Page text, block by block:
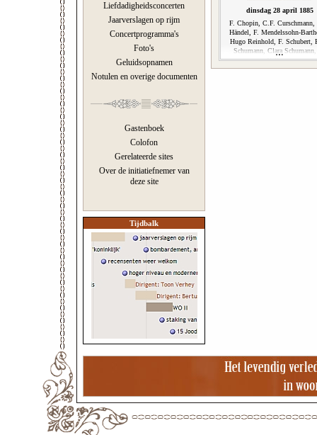
Liefdadigheidsconcerten
Jaarverslagen op rijm
Concertprogramma's
Foto's
Geluidsopnamen
Notulen en overige documenten
Gastenboek
Colofon
Gerelateerde sites
Over de initiatiefnemer van
deze site
Tijdbalk
dinsdag 28 april 1885
F. Chopin, C.F. Curschmann,
Händel, F. Mendelssohn-
Hugo Reinhold, F. Schubert,
Schumann, Clara
Volkman